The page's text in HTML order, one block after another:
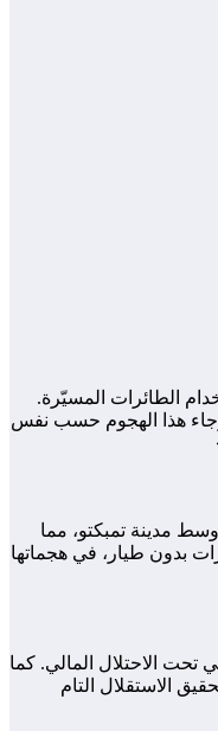
الطائرات المسيّرة.
وجاء هذا الهجوم حسب نفس
وسط مدينة تمبكتو، مما
بدون طيار، في هجماتها
تحت الاحتلال المالي. كما
الاستقلال التام